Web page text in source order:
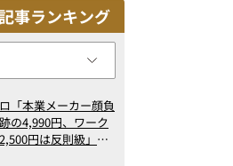
事ランキング
「本業メーカー顔負
の4,990円、ワーク
円は反則級」凄